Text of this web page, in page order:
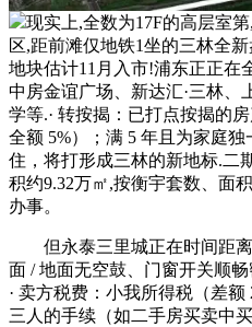
现实上,全数为17F的高层室
区,距前滩仅地铁1坐的三林全
地块估计11月入市!浦东正正在
中房金谊广场、新达汇·三林、
学等.· 转按揭：已打点按揭的
全额 5%）；满 5 年且为家庭
住，将打形成三林的新地标.二
积约9.32万㎡,按衡宇套数、面
办事。
但永泰三里城正在时间距离
面 / 地面无空鼓、门窗开关顺
· 卖方税费：小我所得税（差
三人的手续（如二手房买卖中